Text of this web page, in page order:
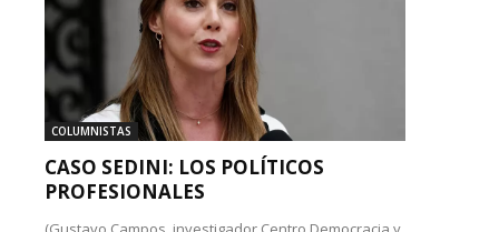
COLUMNISTAS
CASO SEDINI: LOS POLÍTICOS
PROFESIONALES